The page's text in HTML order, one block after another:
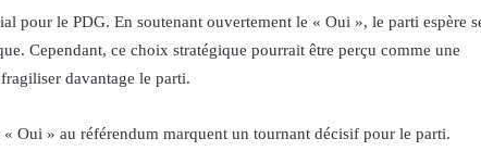
pour le PDG. En soutenant ouvertement le « Oui », le parti espère
Cependant, ce choix stratégique pourrait être perçu comme une
davantage le parti.
Oui » au référendum marquent un tournant décisif pour le parti.